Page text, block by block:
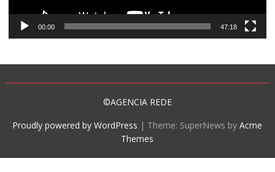
00:00 47:18
©AGENCIA REDE
Proudly powered by WordPress | Theme: SuperNews byAcme
Themes